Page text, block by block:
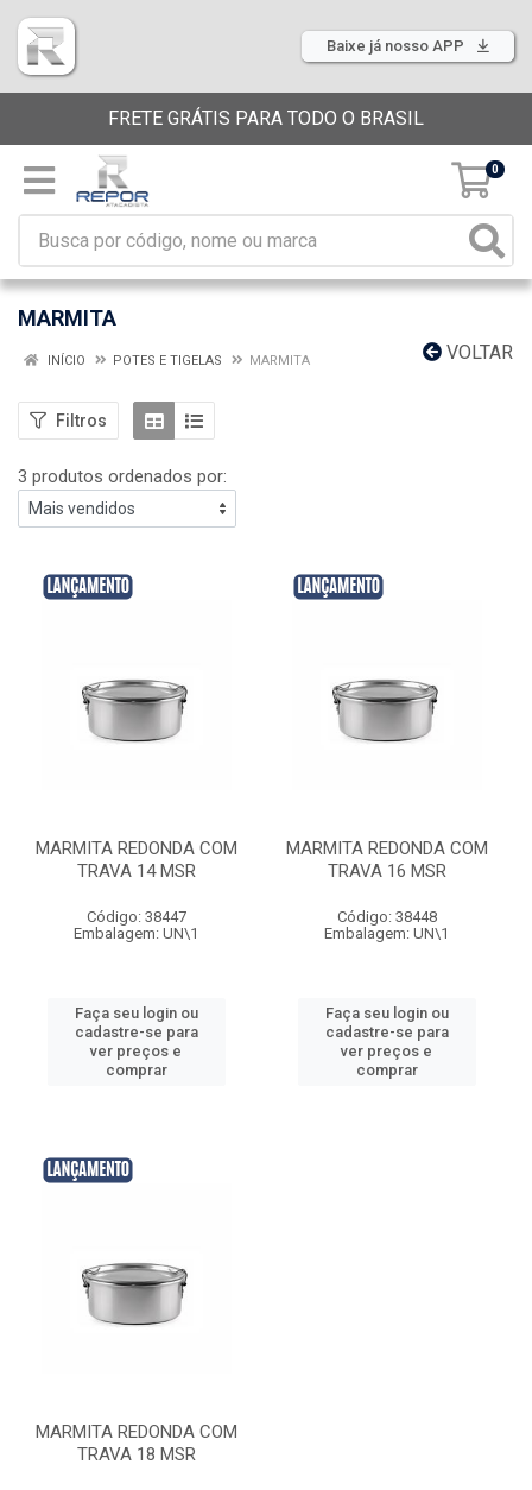
Baixe já nosso APP
FRETE GRÁTIS PARA TODO O BRASIL
0
MARMITA
VOLTAR
INÍCIO POTES E TIGELAS MARMITA
Filtros
3 produtos ordenados por:
MARMITA REDONDA COM
TRAVA 14 MSR
Código: 38447
Embalagem: UN\1
Faça seu login ou
cadastre-se para
ver preços e
comprar
MARMITA REDONDA COM
TRAVA 16 MSR
Código: 38448
Embalagem: UN\1
Faça seu login ou
cadastre-se para
ver preços e
comprar
MARMITA REDONDA COM
TRAVA 18 MSR